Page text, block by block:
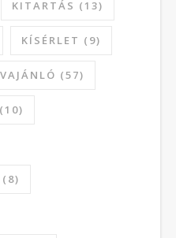
KITARTÁS (13)
KÍSÉRLET (9)
(57)
(10)
(8)